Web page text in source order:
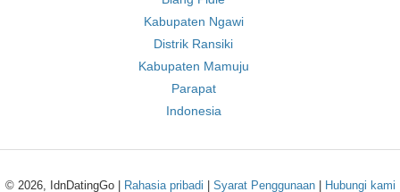
Kabupaten Ngawi
Distrik Ransiki
Kabupaten Mamuju
Parapat
Indonesia
© 2026, IdnDatingGo | Rahasia pribadi Syarat Penggunaan| Hubungi kami